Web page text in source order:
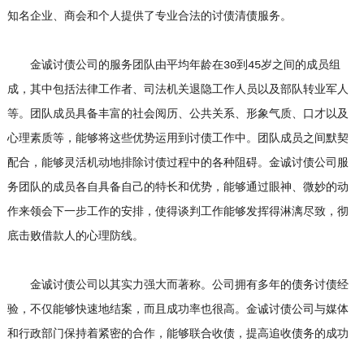
知名企业、商会和个人提供了专业合法的讨债清债服务。
金诚讨债公司的服务团队由平均年龄在30到45岁之间的成员组
成，其中包括法律工作者、司法机关退隐工作人员以及部队转业军人
等。团队成员具备丰富的社会阅历、公共关系、形象气质、口才以及
心理素质等，能够将这些优势运用到讨债工作中。团队成员之间默契
配合，能够灵活机动地排除讨债过程中的各种阻碍。金诚讨债公司服
务团队的成员各自具备自己的特长和优势，能够通过眼神、微妙的动
作来领会下一步工作的安排，使得谈判工作能够发挥得淋漓尽致，彻
底击败借款人的心理防线。
金诚讨债公司以其实力强大而著称。公司拥有多年的债务讨债经
验，不仅能够快速地结案，而且成功率也很高。金诚讨债公司与媒体
和行政部门保持着紧密的合作，能够联合收债，提高追收债务的成功